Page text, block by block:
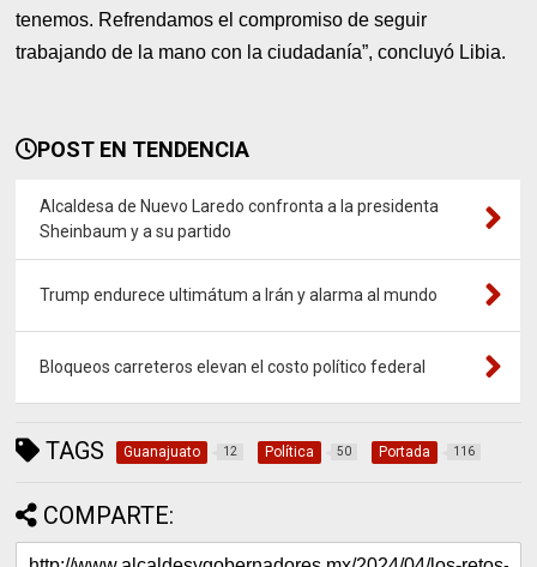
tenemos. Refrendamos el compromiso de seguir
trabajando de la mano con la ciudadanía”, concluyó Libia.
POST EN TENDENCIA
Alcaldesa de Nuevo Laredo confronta a la presidenta
Sheinbaum y a su partido
Trump endurece ultimátum a Irán y alarma al mundo
Bloqueos carreteros elevan el costo político federal
TAGS Guanajuato 12 Política 50 Portada 116
COMPARTE: